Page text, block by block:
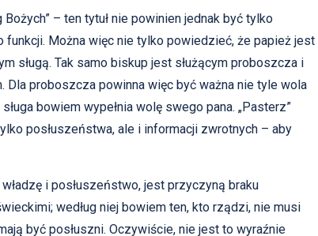
Bożych” – ten tytuł nie powinien jednak być tylko
Można więc nie tylko powiedzieć, że papież jest
sługą. Tak samo biskup jest służącym proboszcza i
Dla proboszcza powinna więc być ważna nie tyle wola
bowiem wypełnia wolę swego pana. „Pasterz”
posłuszeństwa, ale i informacji zwrotnych – aby
i posłuszeństwo, jest przyczyną braku
według niej bowiem ten, kto rządzi, nie musi
być posłuszni. Oczywiście, nie jest to wyraźnie